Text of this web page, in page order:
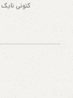
کتونی نایک